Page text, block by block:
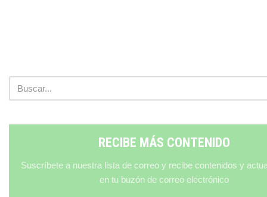
RECIBE MÁS CONTENIDO
Suscríbete a nuestra lista de correo y recibe contenidos y
en tu buzón de correo electrónico